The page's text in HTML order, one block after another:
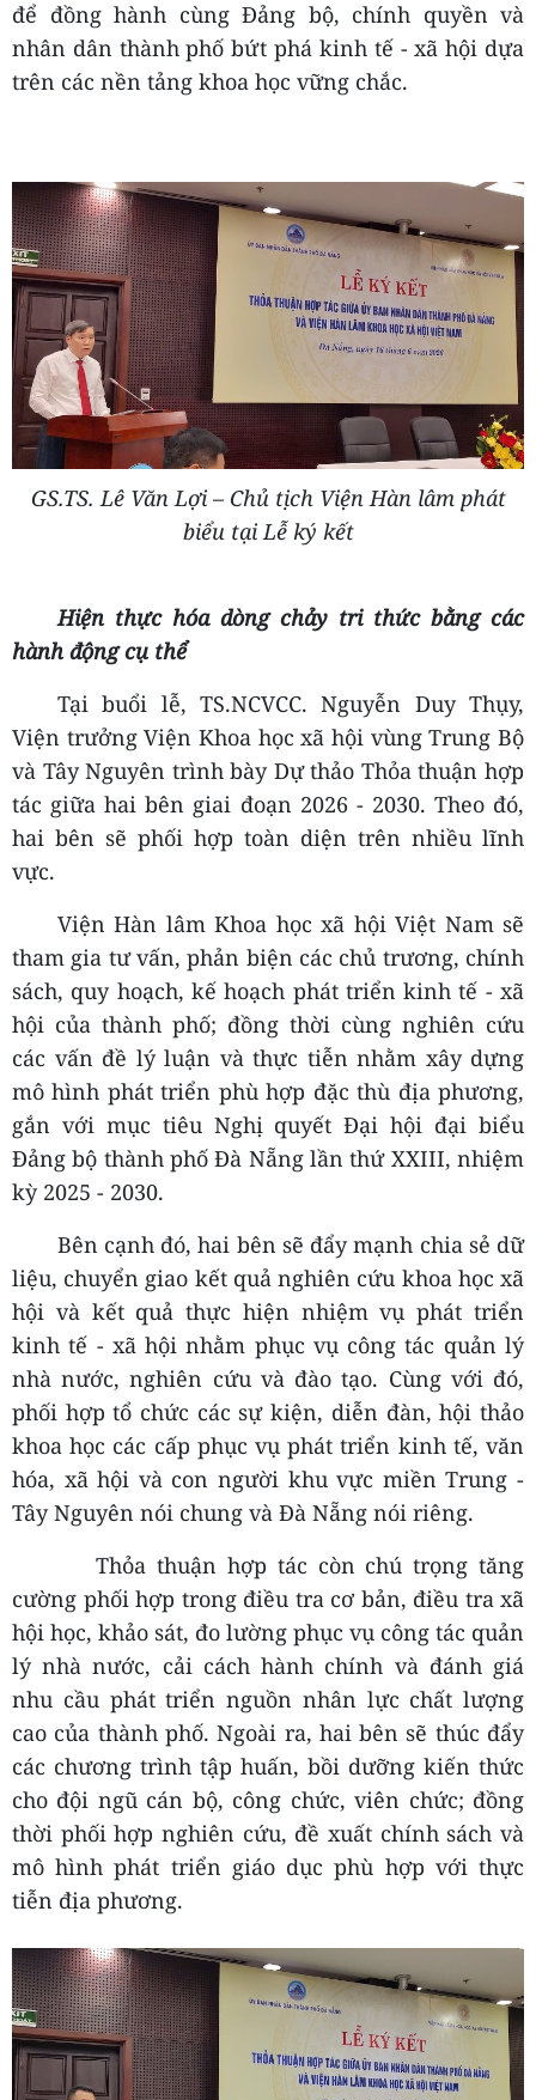
để đồng hành cùng Đảng bộ, chính quyền và
nhân dân thành phố bứt phá kinh tế - xã hội dựa
trên các nền tảng khoa học vững chắc.
GS.TS. Lê Văn Lợi – Chủ tịch Viện Hàn lâm phát
biểu tại Lễ ký kết
Hiện thực hóa dòng chảy tri thức bằng các
hành động cụ thể
Tại buổi lễ, TS.NCVCC. Nguyễn Duy Thụy,
Viện trưởng Viện Khoa học xã hội vùng Trung Bộ
và Tây Nguyên trình bày Dự thảo Thỏa thuận hợp
tác giữa hai bên giai đoạn 2026 - 2030. Theo đó,
hai bên sẽ phối hợp toàn diện trên nhiều lĩnh
vực.
Viện Hàn lâm Khoa học xã hội Việt Nam sẽ
tham gia tư vấn, phản biện các chủ trương, chính
sách, quy hoạch, kế hoạch phát triển kinh tế - xã
hội của thành phố; đồng thời cùng nghiên cứu
các vấn đề lý luận và thực tiễn nhằm xây dựng
mô hình phát triển phù hợp đặc thù địa phương,
gắn với mục tiêu Nghị quyết Đại hội đại biểu
Đảng bộ thành phố Đà Nẵng lần thứ XXIII, nhiệm
kỳ 2025 - 2030.
Bên cạnh đó, hai bên sẽ đẩy mạnh chia sẻ dữ
liệu, chuyển giao kết quả nghiên cứu khoa học xã
hội và kết quả thực hiện nhiệm vụ phát triển
kinh tế - xã hội nhằm phục vụ công tác quản lý
nhà nước, nghiên cứu và đào tạo. Cùng với đó,
phối hợp tổ chức các sự kiện, diễn đàn, hội thảo
khoa học các cấp phục vụ phát triển kinh tế, văn
hóa, xã hội và con người khu vực miền Trung -
Tây Nguyên nói chung và Đà Nẵng nói riêng.
Thỏa thuận hợp tác còn chú trọng tăng
cường phối hợp trong điều tra cơ bản, điều tra xã
hội học, khảo sát, đo lường phục vụ công tác quản
lý nhà nước, cải cách hành chính và đánh giá
nhu cầu phát triển nguồn nhân lực chất lượng
cao của thành phố. Ngoài ra, hai bên sẽ thúc đẩy
các chương trình tập huấn, bồi dưỡng kiến thức
cho đội ngũ cán bộ, công chức, viên chức; đồng
thời phối hợp nghiên cứu, đề xuất chính sách và
mô hình phát triển giáo dục phù hợp với thực
tiễn địa phương.